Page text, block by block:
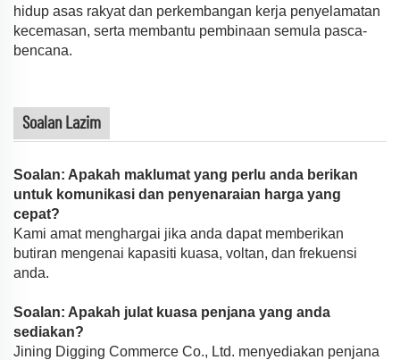
hidup asas rakyat dan perkembangan kerja penyelamatan
kecemasan, serta membantu pembinaan semula pasca-
bencana.
Soalan Lazim
Soalan: Apakah maklumat yang perlu anda berikan
untuk komunikasi dan penyenaraian harga yang
cepat?
Kami amat menghargai jika anda dapat memberikan
butiran mengenai kapasiti kuasa, voltan, dan frekuensi
anda.
Soalan: Apakah julat kuasa penjana yang anda
sediakan?
Jining Digging Commerce Co., Ltd. menyediakan penjana